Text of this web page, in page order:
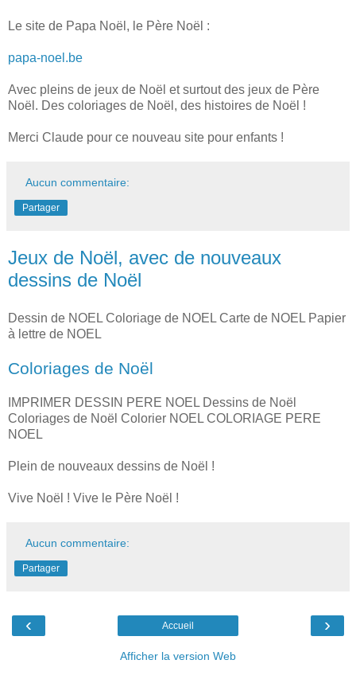
Le site de Papa Noël, le Père Noël :
papa-noel.be
Avec pleins de jeux de Noël et surtout des jeux de Père
Noël. Des coloriages de Noël, des histoires de Noël !
Merci Claude pour ce nouveau site pour enfants !
Aucun commentaire:
Partager
Jeux de Noël, avec de nouveaux
dessins de Noël
Dessin de NOEL Coloriage de NOEL Carte de NOEL Papier
à lettre de NOEL
Coloriages de Noël
IMPRIMER DESSIN PERE NOEL Dessins de Noël
Coloriages de Noël Colorier NOEL COLORIAGE PERE
NOEL
Plein de nouveaux dessins de Noël !
Vive Noël ! Vive le Père Noël !
Aucun commentaire:
Partager
‹ ›
Accueil
Afficher la version Web